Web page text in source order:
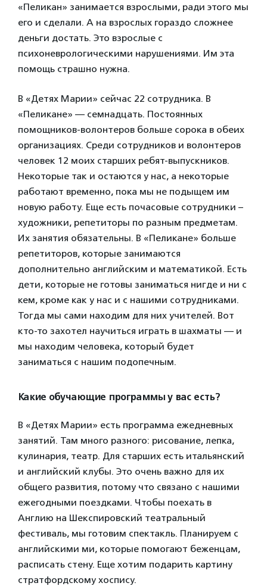
«Пеликан» занимается взрослыми, ради этого мы
его и сделали. А на взрослых гораздо сложнее
деньги достать. Это взрослые с
психоневрологическими нарушениями. Им эта
помощь страшно нужна.
В «Детях Марии» сейчас 22 сотрудника. В
«Пеликане» — семнадцать. Постоянных
помощников-волонтеров больше сорока в обеих
организациях. Среди сотрудников и волонтеров
человек 12 моих старших ребят-выпускников.
Некоторые так и остаются у нас, а некоторые
работают временно, пока мы не подыщем им
новую работу. Еще есть почасовые сотрудники –
художники, репетиторы по разным предметам.
Их занятия обязательны. В «Пеликане» больше
репетиторов, которые занимаются
дополнительно английским и математикой. Есть
дети, которые не готовы заниматься нигде и ни с
кем, кроме как у нас и с нашими сотрудниками.
Тогда мы сами находим для них учителей. Вот
кто-то захотел научиться играть в шахматы — и
мы находим человека, который будет
заниматься с нашим подопечным.
Какие обучающие программы у вас есть?
В «Детях Марии» есть программа ежедневных
занятий. Там много разного: рисование, лепка,
кулинария, театр. Для старших есть итальянский
и английский клубы. Это очень важно для их
общего развития, потому что связано с нашими
ежегодными поездками. Чтобы поехать в
Англию на Шекспировский театральный
фестиваль, мы готовим спектакль. Планируем с
английскими ми, которые помогают беженцам,
расписать стену. Еще хотим подарить картину
стратфордскому хоспису.